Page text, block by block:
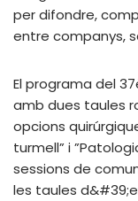
per difondre,
entre companys,
El programa del
amb dues taules
opcions
turmell” i
sessions de
les taules